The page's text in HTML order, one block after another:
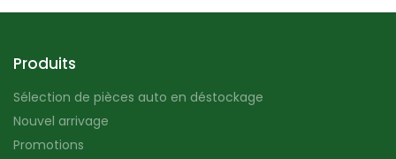
Produits
Sélection de pièces auto en déstockage
Nouvel arrivage
Promotions